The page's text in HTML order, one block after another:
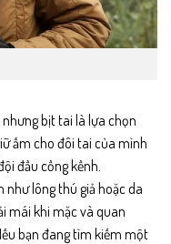
bịt tai là lựa chọn
ấm cho đôi tai của mình
đầu cồng kềnh.
lông thú giả hoặc da
mái khi mặc và quan
bạn đang tìm kiếm một